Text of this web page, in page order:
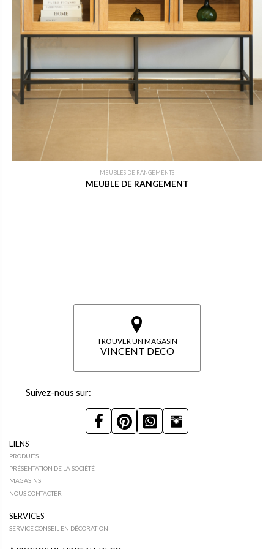
MEUBLES DE RANGEMENTS
MEUBLE DE RANGEMENT
TROUVER UN MAGASIN
VINCENT DECO
Suivez-nous sur:
LIENS
PRODUITS
PRÉSENTATION DE LA SOCIÉTÉ
MAGASINS
NOUS CONTACTER
SERVICES
SERVICE CONSEIL EN DÉCORATION